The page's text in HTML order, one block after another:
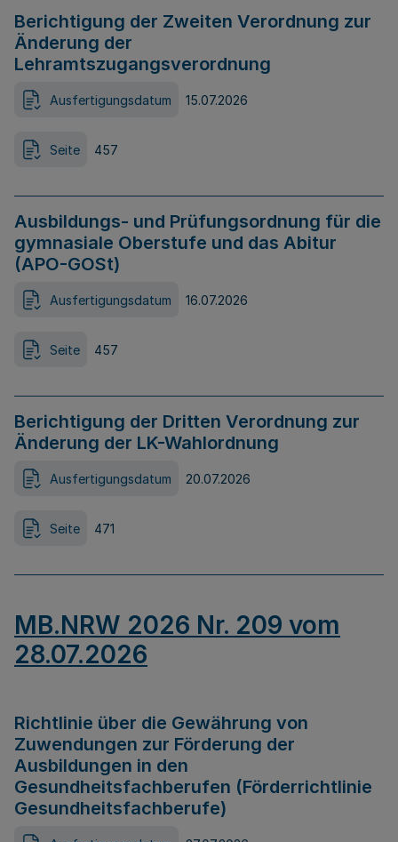
Berichtigung der Zweiten Verordnung zur
Änderung der
Lehramtszugangsverordnung
Ausfertigungsdatum 15.07.2026
Seite 457
Ausbildungs- und Prüfungsordnung für die
gymnasiale Oberstufe und das Abitur
(APO-GOSt)
Ausfertigungsdatum 16.07.2026
Seite 457
Berichtigung der Dritten Verordnung zur
Änderung der LK-Wahlordnung
Ausfertigungsdatum 20.07.2026
Seite 471
MB.NRW 2026 Nr. 209 vom
28.07.2026
Richtlinie über die Gewährung von
Zuwendungen zur Förderung der
Ausbildungen in den
Gesundheitsfachberufen (Förderrichtlinie
Gesundheitsfachberufe)